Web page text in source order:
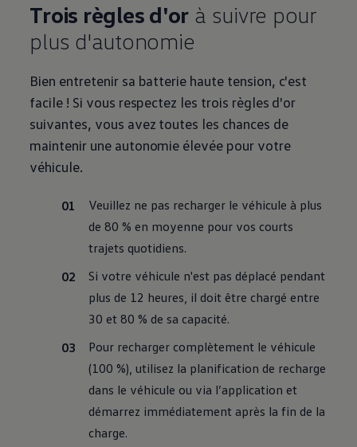
Trois règles d'or à suivre pour
plus d'autonomie
Bien entretenir sa batterie haute tension, c'est
facile ! Si vous respectez les trois règles d'or
suivantes, vous avez toutes les chances de
maintenir une autonomie élevée pour votre
véhicule.
Veuillez ne pas recharger le véhicule à plus
de 80 % en moyenne pour vos courts
trajets quotidiens.
Si votre véhicule n'est pas déplacé pendant
plus de 12 heures, il doit être chargé entre
30 et 80 % de sa capacité.
Pour recharger complètement le véhicule
(100 %), utilisez la planification de recharge
dans le véhicule ou via l’application et
démarrez immédiatement après la fin de la
charge.